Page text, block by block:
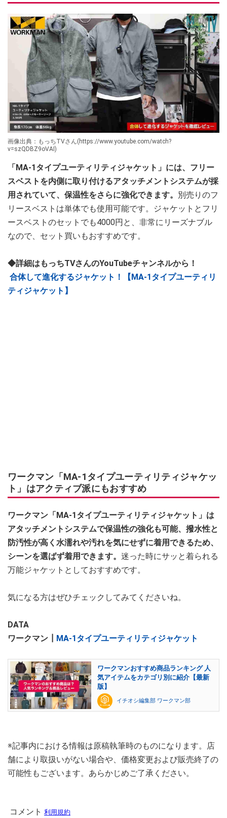
画像出典：もっちTVさん(https://www.youtube.com/watch?
v=szQDBZ9oVAI)
「MA-1タイプユーティリティジャケット」には、フリー
スベストを内側に取り付けるアタッチメントシステムが採
用されていて、保温性をさらに強化できます。
別売りのフ
リースベストは単体でも使用可能です。ジャケットとフリ
ースベストのセットでも4000円と、非常にリーズナブル
なので、セット買いもおすすめです。
◆詳細はもっちTVさんのYouTubeチャンネルから！
合体して進化するジャケット！【MA-1タイプユーティリ
ティジャケット】
ワークマン「MA-1タイプユーティリティジャケッ
ト」はアクティブ派にもおすすめ
ワークマン「MA-1タイプユーティリティジャケット」は
アタッチメントシステムで保温性の強化も可能、撥水性と
防汚性が高く水濡れや汚れを気にせずに着用できるため、
シーンを選ばず着用できます。 迷った時にサッと着られる
万能ジャケットとしておすすめです。
気になる方はぜひチェックしてみてくださいね。
DATA
ワークマン┃ MA-1タイプユーティリティジャケット
ワークマンおすすめ商品ランキング 人
気アイテムをカテゴリ別に紹介【最新
版】
イチオシ編集部 ワークマン部
※記事内における情報は原稿執筆時のものになります。店
舗により取扱いがない場合や、価格変更および販売終了の
可能性もございます。あらかじめご了承ください。